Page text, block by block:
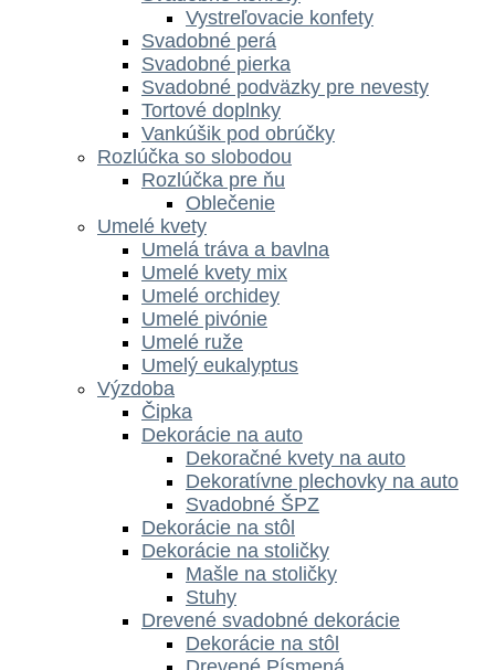
Vystreľovacie konfety
Svadobné perá
Svadobné pierka
Svadobné podväzky pre nevesty
Tortové doplnky
Vankúšik pod obrúčky
Rozlúčka so slobodou
Rozlúčka pre ňu
Oblečenie
Umelé kvety
Umelá tráva a bavlna
Umelé kvety mix
Umelé orchidey
Umelé pivónie
Umelé ruže
Umelý eukalyptus
Výzdoba
Čipka
Dekorácie na auto
Dekoračné kvety na auto
Dekoratívne plechovky na auto
Svadobné ŠPZ
Dekorácie na stôl
Dekorácie na stoličky
Mašle na stoličky
Stuhy
Drevené svadobné dekorácie
Dekorácie na stôl